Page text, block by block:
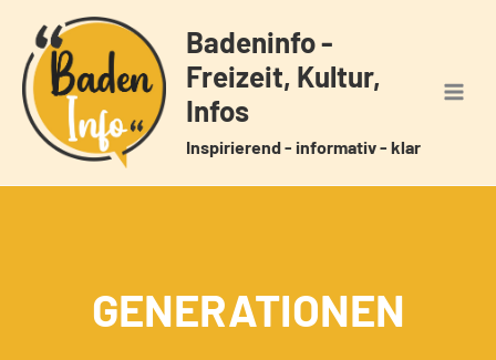
Inhalt
springen
Badeninfo -
Freizeit, Kultur,
Infos
Inspirierend - informativ - klar
GENERATIONEN